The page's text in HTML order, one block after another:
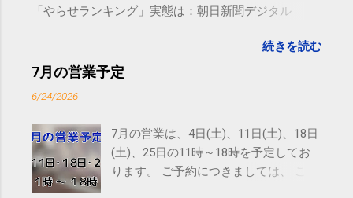
「やらせランキング」実態は：朝日新聞デジタル
to email updates from サクマフィジカルコンディショ
ニング(@SPCstyle) - Twilog . To stop receiving these
powered by Google Google Inc., 1600 Amphitheatre
Parkway, Mountain View, CA 94043, United States
続きを読む
7月の営業予定
6/24/2026
7月の営業は、4日(土)、11日(土)、18日
(土)、25日の11時～18時を予定してお
ります。 ご予約につきましては、 こち